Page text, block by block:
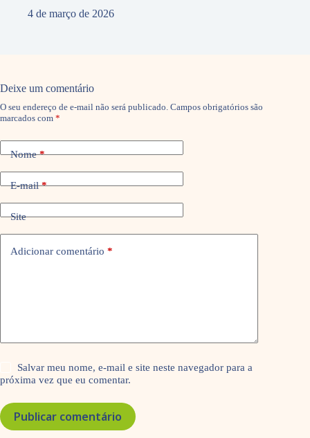
4 de março de 2026
Deixe um comentário
O seu endereço de e-mail não será publicado. Campos obrigatórios são
marcados com *
Nome*
E-mail*
Site
Adicionar comentário *
Salvar meu nome, e-mail e site neste navegador para a
próxima vez que eu comentar.
Publicar comentário